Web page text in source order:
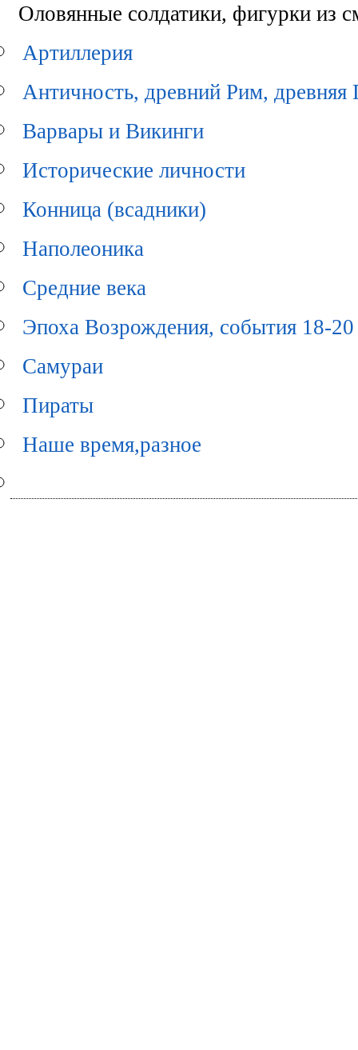
Оловянные солдатики, фигурки из
Артиллерия
Античность, древний Рим, древняя
Варвары и Викинги
Исторические личности
Конница (всадники)
Наполеоника
Средние века
Эпоха Возрождения, события 18-20
Самураи
Пираты
Наше время,разное